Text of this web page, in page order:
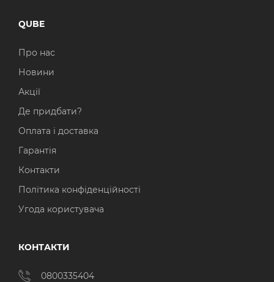
QUBE
Про нас
Новини
Акції
Де придбати?
Оплата і доставка
Гарантія
Контакти
Політика конфіденційності
Угода користувача
КОНТАКТИ
0800335404